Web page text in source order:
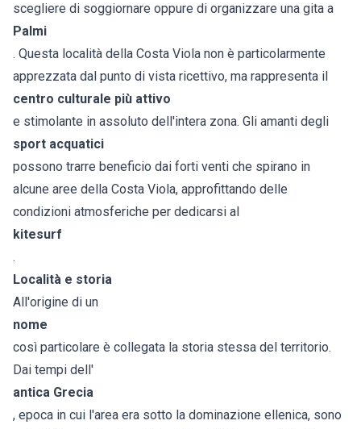
scegliere di soggiornare oppure di organizzare una gita a
Palmi
. Questa località della Costa Viola non è particolarmente
apprezzata dal punto di vista ricettivo, ma rappresenta il
centro culturale più attivo
e stimolante in assoluto dell'intera zona. Gli amanti degli
sport acquatici
possono trarre beneficio dai forti venti che spirano in
alcune aree della Costa Viola, approfittando delle
condizioni atmosferiche per dedicarsi al
kitesurf
.
Località e storia
All'origine di un
nome
così particolare è collegata la storia stessa del territorio.
Dai tempi dell'
antica Grecia
, epoca in cui l'area era sotto la dominazione ellenica, sono